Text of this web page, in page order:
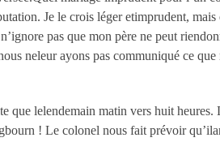
Je le crois léger etimprudent, mais
pas que mon père ne peut
neleur ayons pas communiqué ce
que lelendemain matin vers huit heures.
! Le colonel nous fait prévoir